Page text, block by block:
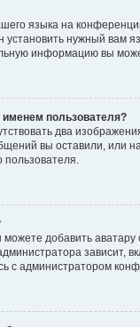
языка на
нужный вам
информацию вы
пользователя?
два
вы оставили, или
пользователя.
добавить
зависит,
с администратором